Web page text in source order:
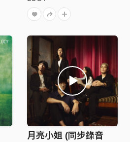
月亮小姐 (同步錄音